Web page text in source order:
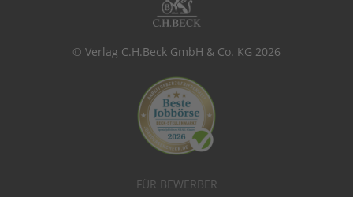
© Verlag C.H.Beck GmbH & Co. KG 2026
FÜR BEWERBER